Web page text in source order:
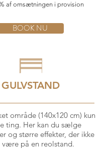
af omsætningen i provision
BOOK NU
GULVSTAND
område (140x120 cm) kun
ting. Her kan du sælge
og større effekter, der ikke
være på en reolstand.